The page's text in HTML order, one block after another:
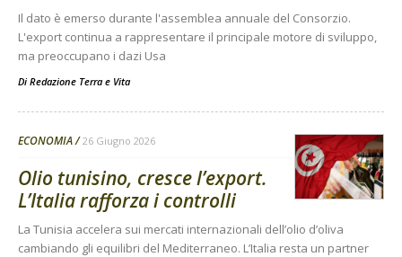
Il dato è emerso durante l'assemblea annuale del Consorzio.
L'export continua a rappresentare il principale motore di sviluppo,
ma preoccupano i dazi Usa
Di Redazione Terra e Vita
ECONOMIA 26 Giugno 2026
Olio tunisino, cresce l’export.
L’Italia rafforza i controlli
La Tunisia accelera sui mercati internazionali dell’olio d’oliva
cambiando gli equilibri del Mediterraneo. L’Italia resta un partner